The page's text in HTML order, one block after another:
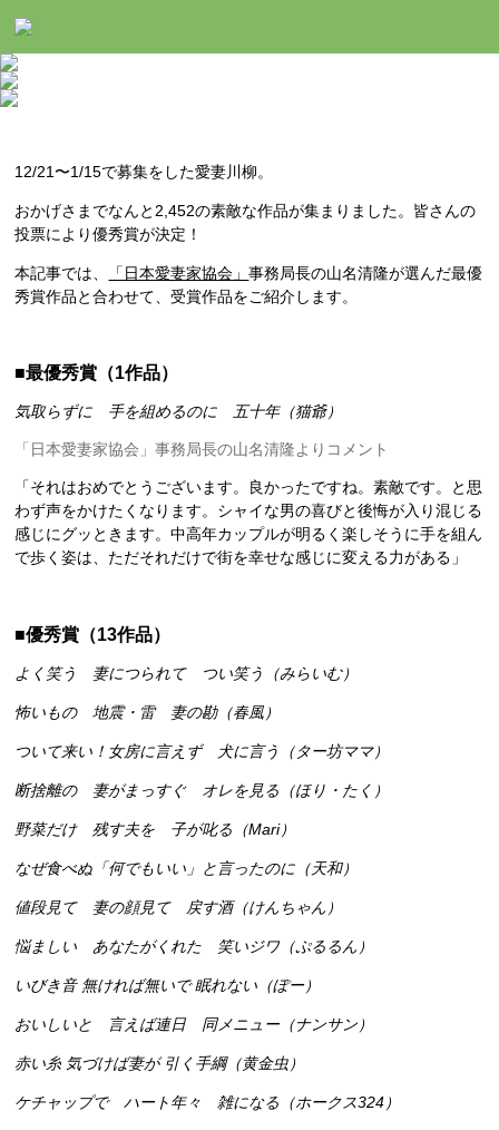
12/21〜1/15で募集をした愛妻川柳。
おかげさまでなんと2,452の素敵な作品が集まりました。皆さんの
投票により優秀賞が決定！
本記事では、 「日本愛妻家協会」事務局長の山名清隆が選んだ最優
秀賞作品と合わせて、受賞作品をご紹介します。
■最優秀賞（1作品）
気取らずに 手を組めるのに 五十年（猫爺）
「日本愛妻家協会」事務局長の山名清隆よりコメント
「それはおめでとうございます。良かったですね。素敵です。と思
わず声をかけたくなります。シャイな男の喜びと後悔が入り混じる
感じにグッときます。中高年カップルが明るく楽しそうに手を組ん
で歩く姿は、ただそれだけで街を幸せな感じに変える力がある」
■優秀賞（13作品）
よく笑う 妻につられて つい笑う（みらいむ）
怖いもの 地震・雷 妻の勘（春風）
ついて来い！女房に言えず 犬に言う（ター坊ママ）
断捨離の 妻がまっすぐ オレを見る（ほり・たく）
野菜だけ 残す夫を 子が叱る（Mari）
なぜ食べぬ「何でもいい」と言ったのに（天和）
値段見て 妻の顔見て 戻す酒（けんちゃん）
悩ましい あなたがくれた 笑いジワ（ぷるるん）
いびき音 無ければ無いで 眠れない（ぽー）
おいしいと 言えば連日 同メニュー（ナンサン）
赤い糸 気づけば妻が 引く手綱（黄金虫）
ケチャップで ハート年々 雑になる（ホークス324）